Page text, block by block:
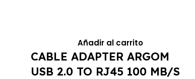
Añadir al carrito
CABLE ADAPTER ARGOM
USB 2.0 TO RJ45 100 MB/S